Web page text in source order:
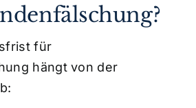
für
hängt von der